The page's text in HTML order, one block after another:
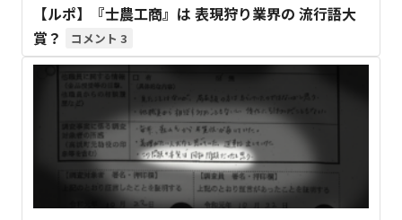
【ルポ】『士農工商』は 表現狩り業界の 流行語大
賞？
3